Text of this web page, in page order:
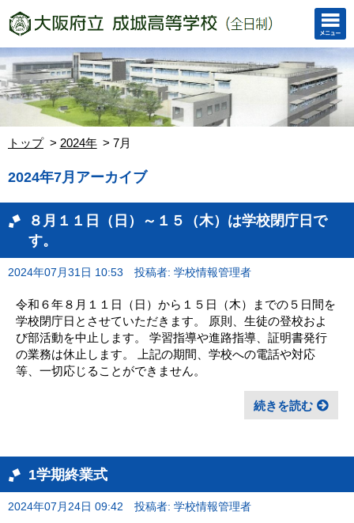
トップ 2024年 7月
2024年7月アーカイブ
８月１１日（日）～１５（木）は学校閉庁日で
す。
2024年07月31日 10:53 投稿者: 学校情報管理者
令和６年８月１１日（日）から１５日（木）までの５日間を
学校閉庁日とさせていただきます。 原則、生徒の登校およ
び部活動を中止します。 学習指導や進路指導、証明書発行
の業務は休止します。 上記の期間、学校への電話や対応
等、一切応じることができません。
続きを読む
1学期終業式
2024年07月24日 09:42 投稿者: 学校情報管理者